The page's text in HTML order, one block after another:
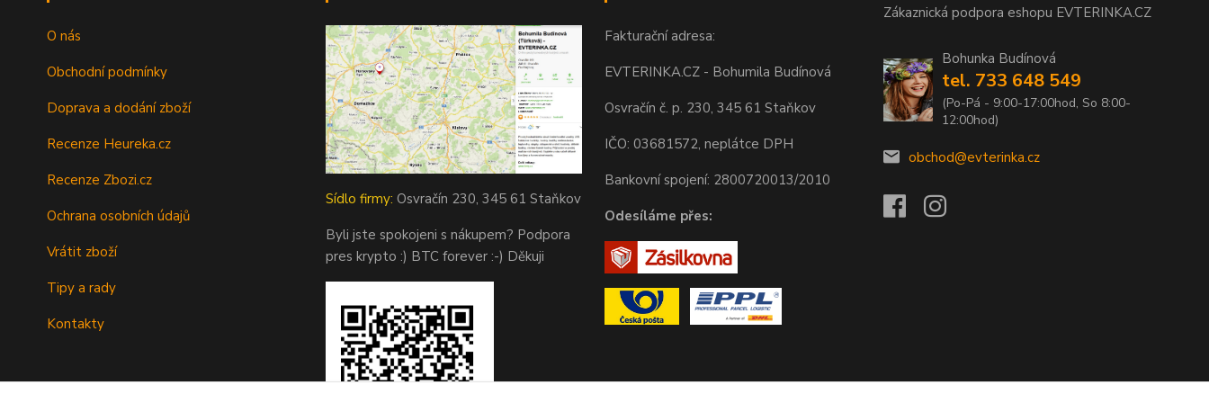
O nás
Obchodní podmínky
Doprava a dodání zboží
Recenze Heureka.cz
Recenze Zbozi.cz
Ochrana osobních údajů
Vrátit zboží
Tipy a rady
Kontakty
Sídlo firmy: Osvračín 230, 345 61 Staňkov
Byli jste spokojeni s nákupem? Podpora
pres krypto :) BTC forever :-) Děkuji
Fakturační adresa:
EVTERINKA.CZ - Bohumila Budínová
Osvračín č. p. 230, 345 61 Staňkov
IČO: 03681572, neplátce DPH
Bankovní spojení: 2800720013/2010
Odesíláme přes:
Zákaznická podpora eshopu EVTERINKA.CZ
Bohunka Budínová
tel. 733 648 549
(Po-Pá - 9:00-17:00hod, So 8:00-
12:00hod)
obchod@evterinka.cz